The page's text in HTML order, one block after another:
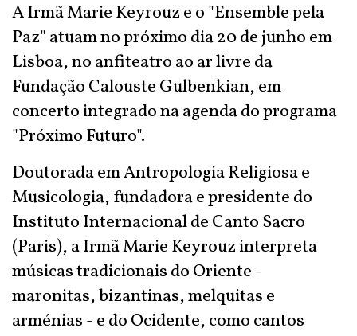
A Irmã Marie Keyrouz e o "Ensemble pela
Paz" atuam no próximo dia 20 de junho em
Lisboa, no anfiteatro ao ar livre da
Fundação Calouste Gulbenkian, em
concerto integrado na agenda do programa
"Próximo Futuro".
Doutorada em Antropologia Religiosa e
Musicologia, fundadora e presidente do
Instituto Internacional de Canto Sacro
(Paris), a Irmã Marie Keyrouz interpreta
músicas tradicionais do Oriente -
maronitas, bizantinas, melquitas e
arménias - e do Ocidente, como cantos